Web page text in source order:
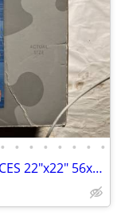
• • • • • • • •
JUMBO PUZZLE TO THE RESCUE 25 PIECES 22"x22" 56x56CM MUDPUPPY COPTER P